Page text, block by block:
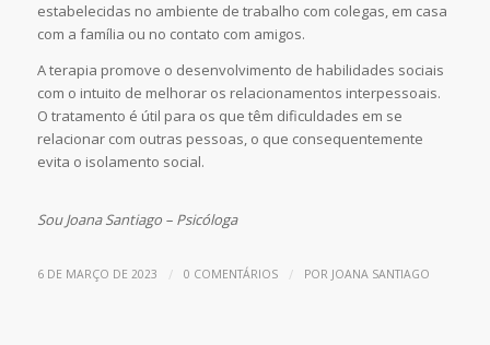
estabelecidas no ambiente de trabalho com colegas, em casa
com a família ou no contato com amigos.
A terapia promove o desenvolvimento de habilidades sociais
com o intuito de melhorar os relacionamentos interpessoais.
O tratamento é útil para os que têm dificuldades em se
relacionar com outras pessoas, o que consequentemente
evita o isolamento social.
Sou Joana Santiago – Psicóloga
6 DE MARÇO DE 2023 / 0 COMENTÁRIOS / POR JOANA SANTIAGO